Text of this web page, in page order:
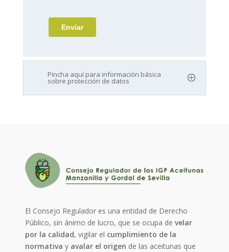
Pincha aquí para información básica
sobre protección de datos
El Consejo Regulador es una entidad de Derecho
Público, sin ánimo de lucro, que se ocupa develar
por la calidad, vigilar el cumplimiento de la
normativa y avalar el origen de las aceitunas que